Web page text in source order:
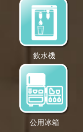
飲水機
公用冰箱